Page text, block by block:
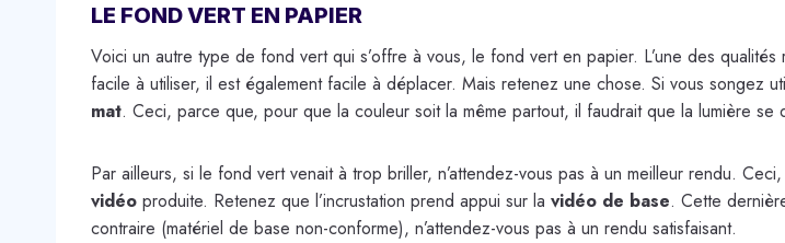
LE FOND VERT EN PAPIER
Voici un autre type de fond vert qui s’offre à vous, le fond vert en papier. L’une des
facile à utiliser, il est également facile à déplacer. Mais retenez une chose. Si vous songez
mat. Ceci, parce que, pour que la couleur soit la même partout, il faudrait que la lumière se
Par ailleurs, si le fond vert venait à trop briller, n’attendez-vous pas à un meilleur rendu.
vidéo produite. Retenez que l’incrustation prend appui sur la vidéo de base. Cette
contraire (matériel de base non-conforme), n’attendez-vous pas à un rendu satisfaisant.